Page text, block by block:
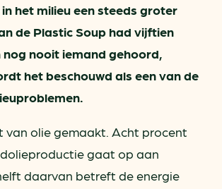
het milieu een steeds groter
de Plastic Soup had vijftien
nog nooit iemand gehoord,
het beschouwd als een van de
van olie gemaakt. Acht procent
gaat op aan
daarvan betreft de energie